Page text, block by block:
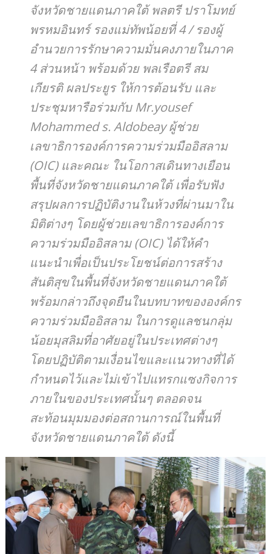
จังหวัดชายแดนภาคใต้ พลตรี ปราโมทย์
พรหมอินทร์ รองแม่ทัพน้อยที่ 4 / รองผู้
อำนวยการรักษาความมั่นคงภายในภาค
4 ส่วนหน้า พร้อมด้วย พลเรือตรี สม
เกียรติ ผลประยูร ให้การต้อนรับ และ
ประชุมหารือร่วมกับ Mr.yousef
Mohammed s. Aldobeay ผู้ช่วย
เลขาธิการองค์การความร่วมมืออิสลาม
(OIC) และคณะ ในโอกาสเดินทางเยือน
พื้นที่จังหวัดชายแดนภาคใต้ เพื่อรับฟัง
สรุปผลการปฏิบัติงานในห้วงที่ผ่านมาใน
มิติต่างๆ โดยผู้ช่วยเลขาธิการองค์การ
ความร่วมมืออิสลาม (OIC) ได้ให้คำ
แนะนำเพื่อเป็นประโยชน์ต่อการสร้าง
สันติสุขในพื้นที่จังหวัดชายแดนภาคใต้
พร้อมกล่าวถึงจุดยืนในบทบาทขององค์กร
ความร่วมมืออิสลาม ในการดูแลชนกลุ่ม
น้อยมุสลิมที่อาศัยอยู่ในประเทศต่างๆ
โดยปฏิบัติตามเงื่อนไขและเเนวทางที่ได้
กำหนดไว้และไม่เข้าไปแทรกแซงกิจการ
ภายในของประเทศนั้นๆ ตลอดจน
สะท้อนมุมมองต่อสถานการณ์ในพื้นที่
จังหวัดชายแดนภาคใต้ ดังนี้